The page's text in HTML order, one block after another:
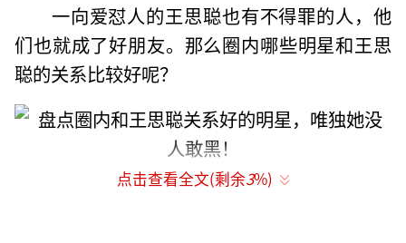
一向爱怼人的王思聪也有不得罪的人，他
们也就成了好朋友。那么圈内哪些明星和王思
聪的关系比较好呢？
众所周知，林更新是王思聪的好基友，王
点击查看全文(剩余3%)